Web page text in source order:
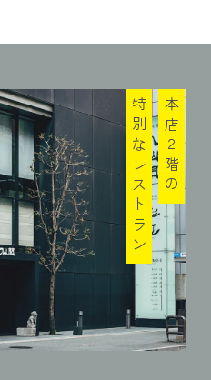
本店２階の
特別なレストラン